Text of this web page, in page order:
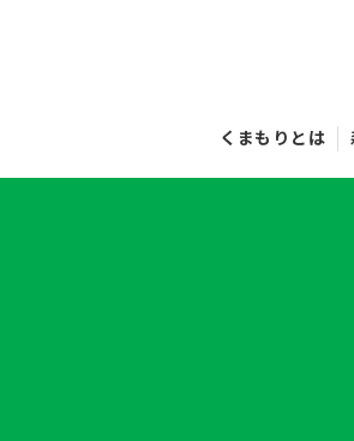
くまもりとは